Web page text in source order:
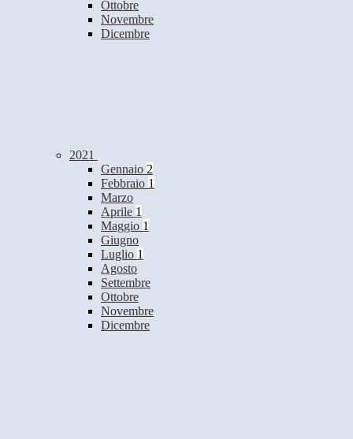
Ottobre
Novembre
Dicembre
2021
Gennaio 2
Febbraio 1
Marzo
Aprile 1
Maggio 1
Giugno
Luglio 1
Agosto
Settembre
Ottobre
Novembre
Dicembre